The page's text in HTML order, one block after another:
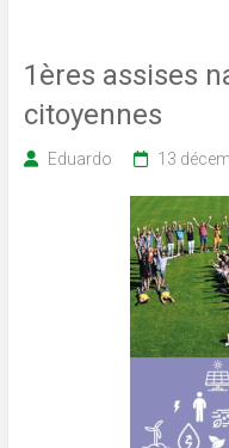
1ères assises
citoyennes
Eduardo 13